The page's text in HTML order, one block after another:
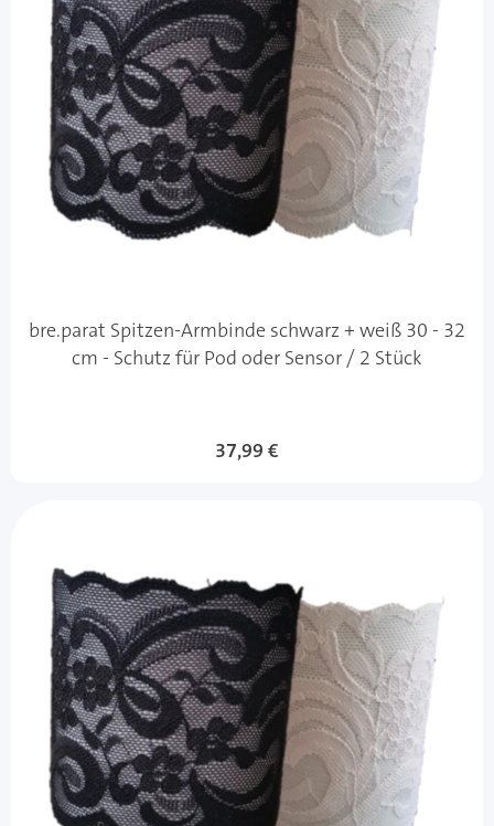
bre.parat Spitzen-Armbinde schwarz + weiß 30 - 32
cm - Schutz für Pod oder Sensor / 2 Stück
37,99 €